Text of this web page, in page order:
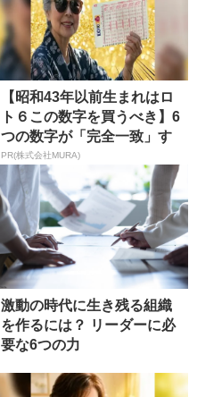
【昭和43年以前生まれはロ
ト６この数字を買うべき】6
つの数字が「完全一致」す
る方...
PR(株式会社MURA)
激動の時代に生き残る組織
を作るには？ リーダーに必
要な6つの力